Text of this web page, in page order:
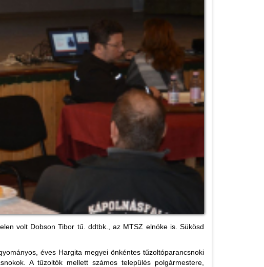
volt Dobson Tibor tű. ddtbk., az MTSZ elnöke is. Sükösd
éves Hargita megyei önkéntes tűzoltóparancsnoki
A tűzoltók mellett számos település polgármestere,